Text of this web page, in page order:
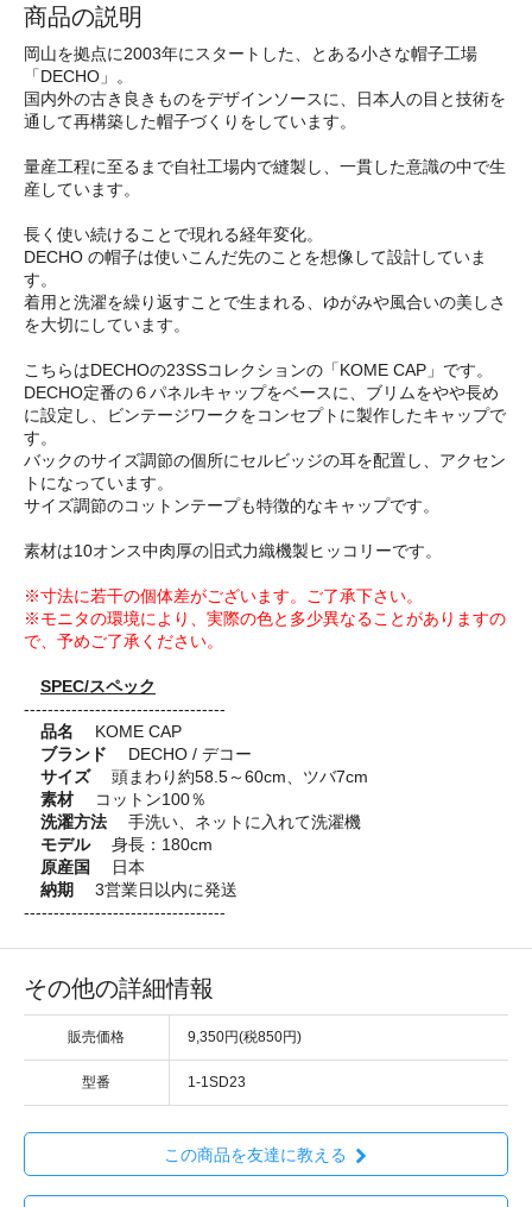
商品の説明
岡山を拠点に2003年にスタートした、とある小さな帽子工場
「DECHO」。
国内外の古き良きものをデザインソースに、日本人の目と技術を
通して再構築した帽子づくりをしています。
量産工程に至るまで自社工場内で縫製し、一貫した意識の中で生
産しています。
長く使い続けることで現れる経年変化。
DECHO の帽子は使いこんだ先のことを想像して設計していま
す。
着用と洗濯を繰り返すことで生まれる、ゆがみや風合いの美しさ
を大切にしています。
こちらはDECHOの23SSコレクションの「KOME CAP」です。
DECHO定番の６パネルキャップをベースに、ブリムをやや長め
に設定し、ビンテージワークをコンセプトに製作したキャップで
す。
バックのサイズ調節の個所にセルビッジの耳を配置し、アクセン
トになっています。
サイズ調節のコットンテープも特徴的なキャップです。
素材は10オンス中肉厚の旧式力織機製ヒッコリーです。
※寸法に若干の個体差がございます。ご了承下さい。
※モニタの環境により、実際の色と多少異なることがありますの
で、予めご了承ください。
SPEC/スペック
----------------------------------
品名
KOME CAP
ブランド
DECHO / デコー
サイズ頭まわり約58.5～60cm、ツバ7cm
素材 コットン100％
洗濯方法 手洗い、ネットに入れて洗濯機
モデル身長：180cm
原産国 日本
納期 3営業日以内に発送
----------------------------------
その他の詳細情報
販売価格 9,350円(税850円)
型番 1-1SD23
この商品を友達に教える